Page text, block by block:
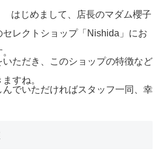
はじめまして、店長のマダム櫻子
レクトショップ「Nishida」にお
ただき、このショップの特徴など
すね。
でいただければスタッフ一同、幸